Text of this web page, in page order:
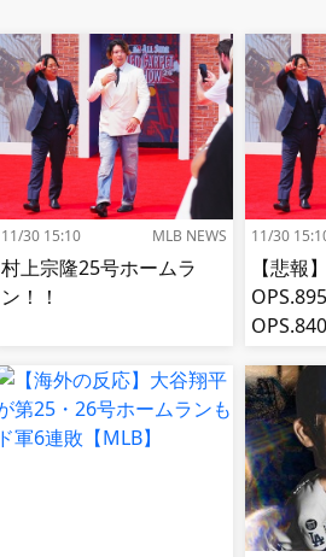
11/30 15:10 MLB NEWS
村上宗隆25号ホームラ
ン！！
11/30
【悲報